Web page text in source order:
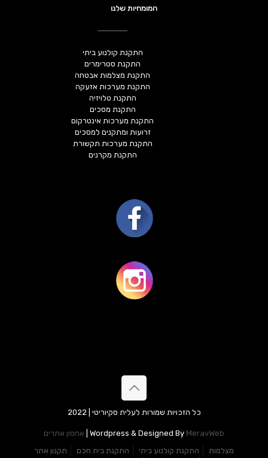
המומחיות שלנו
התקנת קולנוע ביתי
התקנת סטרימרים
התקנת מצלמות אבטחה
התקנת מערכות אזעקה
התקנת טלויזיה
התקנת מסכים
התקנת מערכות אינטרקום
זרועות ומתקנים למסכים
התקנת מערכות תקשורת
התקנת מקרנים
כל הזכויות שמורות לעלית סקיוריטי | 2022
Wordpress & Designed By MeravWeb
אחסון אתרים
מצלמות
התקנת קולנוע ביתי התקנת בית חכם
תקנון אתר